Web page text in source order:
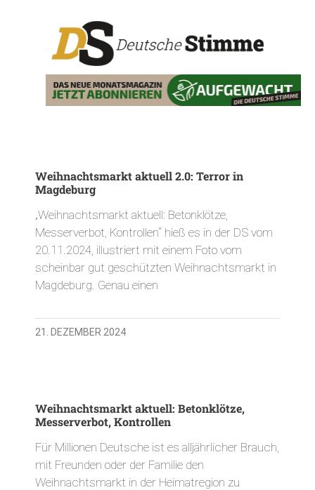
Weihnachtsmarkt aktuell 2.0: Terror in
Magdeburg
„Weihnachtsmarkt aktuell: Betonklötze,
Messerverbot, Kontrollen“ hieß es in der DS vom
20.11.2024, illustriert mit einem Foto vom
scheinbar gut geschützten Weihnachtsmarkt in
Magdeburg. Genau einen
21. DEZEMBER 2024
Weihnachtsmarkt aktuell: Betonklötze,
Messerverbot, Kontrollen
Für Millionen Deutsche ist es alljährlicher Brauch,
mit Freunden oder der Familie den
Weihnachtsmarkt in der Heimatregion zu